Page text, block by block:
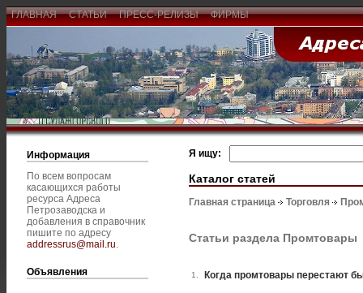
ГЛАВНАЯ СТАТЬИ ПРЕСС-РЕЛИЗЫ ФИРМЫ
Информация
По всем вопросам
касающихся работы
ресурса Адреса
Петрозаводска и
добавления в справочник
пишите по адресу
addressrus@mail.ru.
Объявления
Я ищу:
Каталог статей
Главная страница Торговля
Статьи раздела Промтовары
1. Когда промтовары перестают